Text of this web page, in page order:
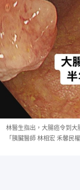
林醫生指出，大腸癌令到
「胰臟醫師 林相宏 禾馨民